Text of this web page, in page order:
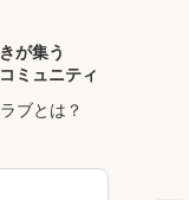
が集う
ミュニティ
ブとは？